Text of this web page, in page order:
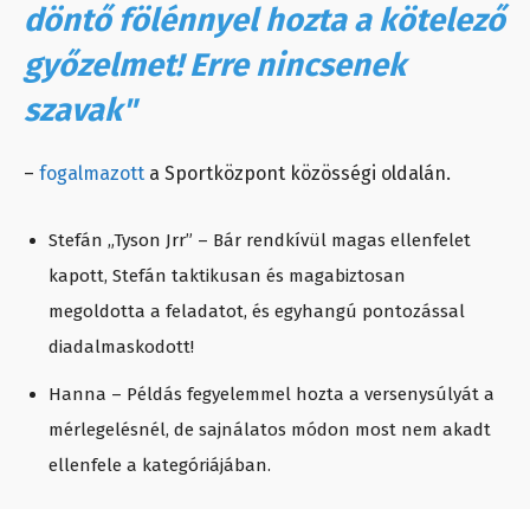
döntő fölénnyel hozta a kötelező
győzelmet! Erre nincsenek
szavak"
– fogalmazott a Sportközpont közösségi oldalán.
Stefán „Tyson Jrr” – Bár rendkívül magas ellenfelet
kapott, Stefán taktikusan és magabiztosan
megoldotta a feladatot, és egyhangú pontozással
diadalmaskodott!
Hanna – Példás fegyelemmel hozta a versenysúlyát a
mérlegelésnél, de sajnálatos módon most nem akadt
ellenfele a kategóriájában.